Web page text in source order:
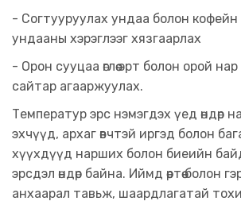
- Согтууруулах ундаа болон кофейн
ундааны хэрэглээг хязгаарлах
- Орон сууцаа өглөө эрт болон орой
сайтар агааржуулах.
Температур эрс нэмэгдэх үед өндөр
эхчүүд, архаг өвчтэй иргэд болон
хүүхдүүд нарших болон биеийн
эрсдэл өндөр байна. Иймд өөртөө болон
анхаарал тавьж, шаардлагатай